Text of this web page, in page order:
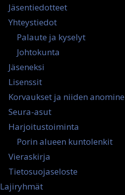
Jäsentiedotteet
Yhteystiedot
Palaute ja kyselyt
Johtokunta
Jäseneksi
Lisenssit
Korvaukset ja niiden
Seura-asut
Harjoitustoiminta
Porin alueen kuntolenkit
Vieraskirja
Tietosuojaseloste
Lajiryhmät